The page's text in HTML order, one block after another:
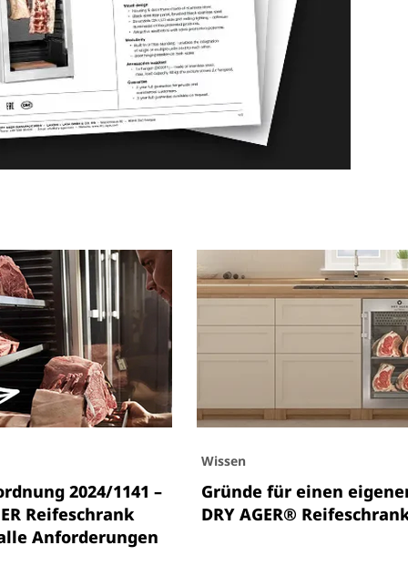
2024/1141 –
Reifeschrank
Anforderungen
Gründe für einen
DRY AGER®
Wissen